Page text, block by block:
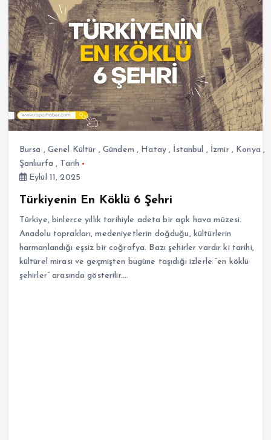
Bursa , Genel Kültür , Gündem , Hatay, İstanbul , İzmir, Konya ,
Şanlıurfa , Tarih
Eylül 11, 2025
Türkiyenin En Köklü 6 Şehri
Türkiye, binlerce yıllık tarihiyle adeta bir açık hava müzesi.
Anadolu toprakları, medeniyetlerin doğduğu, kültürlerin
harmanlandığı eşsiz bir coğrafya. Bazı şehirler vardır ki tarihi,
kültürel mirası ve geçmişten bugüne taşıdığı izlerle “en köklü
şehirler” arasında gösterilir.…